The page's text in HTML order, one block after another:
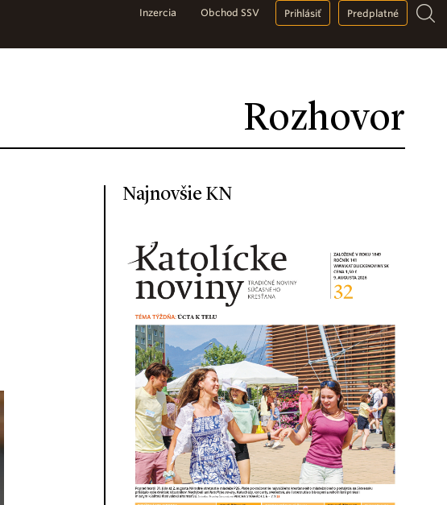
Rozhovor
Inzercia Obchod SSV Prihlásiť Predplatné
Najnovšie KN